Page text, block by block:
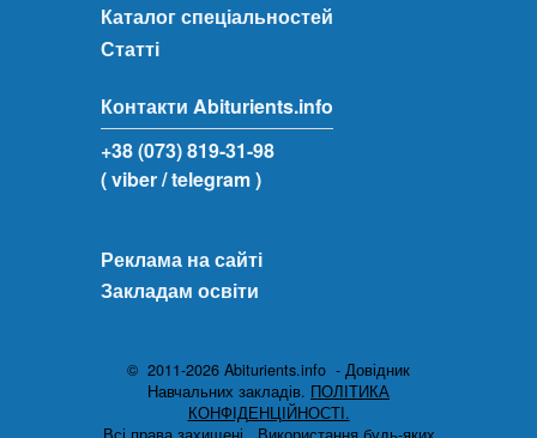
Каталог спеціальностей
Статті
Контакти Abiturients.info
+38 (073) 819-31-98
( viber/ telegram )
Реклама на сайті
Закладам освіти
© 2011-2026 Abiturients.info - Довідник
Навчальних закладів. ПОЛІТИКА
КОНФІДЕНЦІЙНОСТІ.